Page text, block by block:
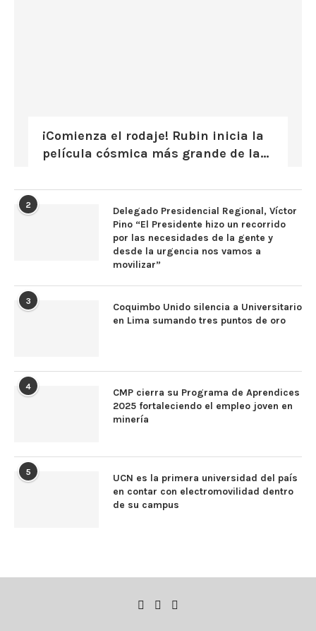
¡Comienza el rodaje! Rubin inicia la
película cósmica más grande de la...
2
Delegado Presidencial Regional, Víctor
Pino “El Presidente hizo un recorrido
por las necesidades de la gente y
desde la urgencia nos vamos a
movilizar”
3
Coquimbo Unido silencia a Universitario
en Lima sumando tres puntos de oro
4
CMP cierra su Programa de Aprendices
2025 fortaleciendo el empleo joven en
minería
5
UCN es la primera universidad del país
en contar con electromovilidad dentro
de su campus